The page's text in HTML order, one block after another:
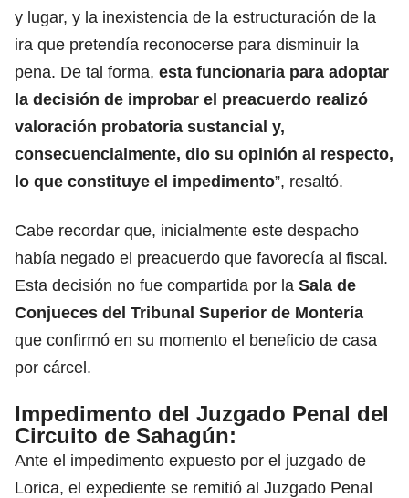
y lugar, y la inexistencia de la estructuración de la
ira que pretendía reconocerse para disminuir la
pena. De tal forma, esta funcionaria para adoptar
la decisión de improbar el preacuerdo realizó
valoración probatoria sustancial y,
consecuencialmente, dio su opinión al respecto,
lo que constituye el impedimento”, resaltó.
Cabe recordar que, inicialmente este despacho
había negado el preacuerdo que favorecía al fiscal.
Esta decisión no fue compartida por la Sala de
Conjueces del Tribunal Superior de Montería
que confirmó en su momento el beneficio de casa
por cárcel.
Impedimento del Juzgado Penal del
Circuito de Sahagún:
Ante el impedimento expuesto por el juzgado de
Lorica, el expediente se remitió al Juzgado Penal